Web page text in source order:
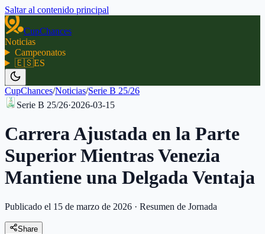
Saltar al contenido principal
CupChances
Noticias
Campeonatos
🇪🇸ES
CupChances/Noticias/Serie B 25/26
Serie B 25/26·2026-03-15
Carrera Ajustada en la Parte
Superior Mientras Venezia
Mantiene una Delgada Ventaja
Publicado el 15 de marzo de 2026 · Resumen de Jornada
Share